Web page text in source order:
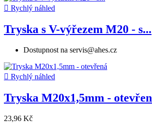
 Rychlý náhled
Tryska s V-výřezem M20 - s...
Dostupnost na servis@ahes.cz
 Rychlý náhled
Tryska M20x1,5mm -
23,96 Kč